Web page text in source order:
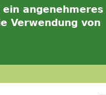
angenehmeres
Verwendung von